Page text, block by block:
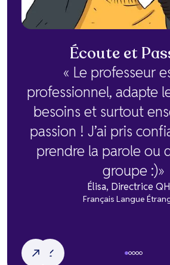
Écoute et
« Le professeur
professionnel, adapte
besoins et surtout
passion ! J’ai pris
prendre la parole ou
groupe :)»
Élisa, Directrice
Français Langue